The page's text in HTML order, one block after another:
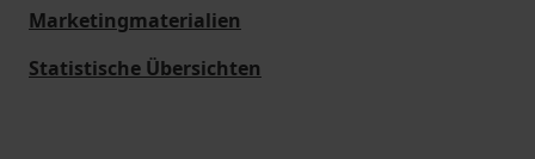
Marketingmaterialien
Statistische Übersichten